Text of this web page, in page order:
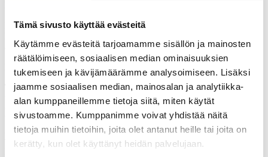
Tämä sivusto käyttää evästeitä
Käytämme evästeitä tarjoamamme sisällön ja mainosten
räätälöimiseen, sosiaalisen median ominaisuuksien
tukemiseen ja kävijämäärämme analysoimiseen. Lisäksi
jaamme sosiaalisen median, mainosalan ja analytiikka-
alan kumppaneillemme tietoja siitä, miten käytät
sivustoamme. Kumppanimme voivat yhdistää näitä
tietoja muihin tietoihin, joita olet antanut heille tai joita on
kerätty, kun olet käyttänyt heidän palvelujaan.
Kokonaisuudessa tarkasteltuna optimistisimpia ovat vihreiden ja
äänestä, kokonaislukema painuu pakkasen puolelle.
Lue koko
tutkimusosio.
Tutkimuksen toteutus.KAKS – Kunnallisalan kehittämissäätiön
tutkimuksen toteutti Kantar TNS Oy. Tutkimusaineisto on koottu
Gallup Kanavalla 9.–15.4 2021. Haastatteluja tehtiin yhteensä 1035.
Vastaajat edustavat maamme 18–79 vuotta täyttänyttä väestöä
Ahvenanmaata lukuun ottamatta. Tutkimuksen tulosten
virhemarginaali on koko aineiston tasolla suurimmillaan vajaat
kolme prosenttiyksikköä suuntaansa.